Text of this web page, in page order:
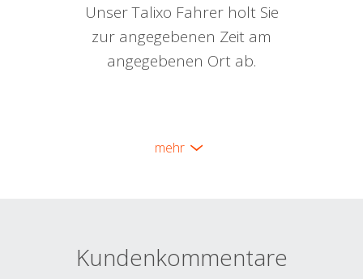
Unser Talixo Fahrer holt Sie
zur angegebenen Zeit am
angegebenen Ort ab.
mehr
Kundenkommentare